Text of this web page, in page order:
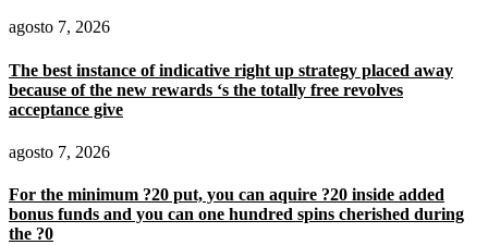
agosto 7, 2026
The best instance of indicative right up strategy placed away
because of the new rewards ‘s the totally free revolves
acceptance give
agosto 7, 2026
For the minimum ?20 put, you can aquire ?20 inside added
bonus funds and you can one hundred spins cherished during
the ?0